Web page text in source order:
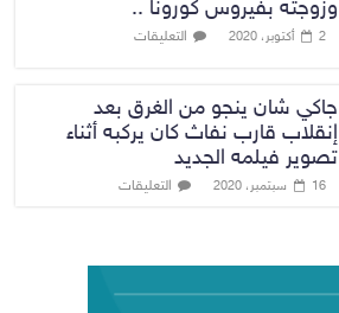
وزوجته بفيروس كورونا ..
2 أكتوبر، 2020 التعليقات
جاكي شان ينجو من الغرق بعد
إنقلاب قارب نفاث كان يركبه أثناء
تصوير فيلمه الجديد
16 سبتمبر، 2020 التعليقات